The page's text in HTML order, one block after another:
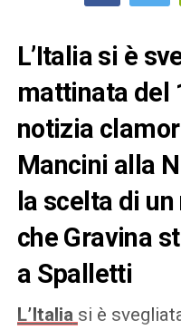
L’Italia si è
mattinata del
notizia
Mancini alla
la scelta di
che Gravina
a Spalletti
L’Italia si è